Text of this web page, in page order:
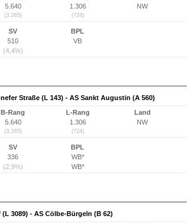
5.640
(3.265)
1.306
(724)
NW
SV
510
(4,4%)
BPL
VB
Straße (L 143) - AS Sankt Augustin (A 560)
B-Rang
5.640
(3.265)
L-Rang
1.306
(724)
Land
NW
SV
336
(2,9%)
BPL
WB*
WB*
3089) - AS Cölbe-Bürgeln (B 62)